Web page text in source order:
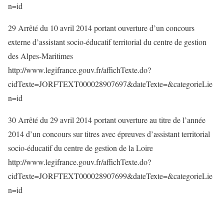
n=id
29 Arrêté du 10 avril 2014 portant ouverture d’un concours
externe d’assistant socio-éducatif territorial du centre de gestion
des Alpes-Maritimes
http://www.legifrance.gouv.fr/affichTexte.do?
cidTexte=JORFTEXT000028907697&dateTexte=&categorieLie
n=id
30 Arrêté du 29 avril 2014 portant ouverture au titre de l’année
2014 d’un concours sur titres avec épreuves d’assistant territorial
socio-éducatif du centre de gestion de la Loire
http://www.legifrance.gouv.fr/affichTexte.do?
cidTexte=JORFTEXT000028907699&dateTexte=&categorieLie
n=id